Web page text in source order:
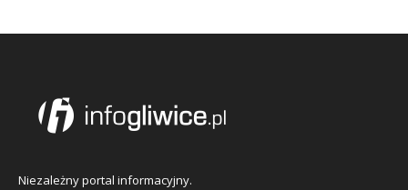
Niezależny portal informacyjny.